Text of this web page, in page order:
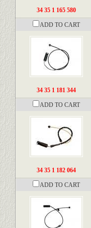
34 35 1 165 580
ADD TO CART
34 35 1 181 344
ADD TO CART
34 35 1 182 064
ADD TO CART